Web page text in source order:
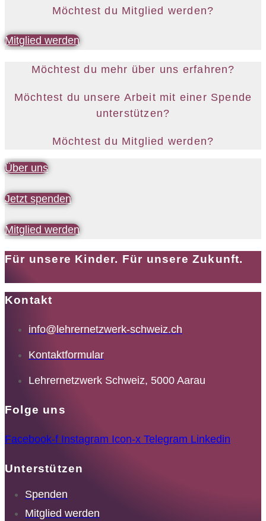
Möchtest du Mitglied werden?
Mitglied werden
Möchtest du mehr über uns erfahren?
Möchtest du unsere Arbeit mit einer Spende
unterstützen?
Möchtest du Mitglied werden?
Über uns
Jetzt spenden
Mitglied werden
Für unsere Kinder. Für unsere Zukunft.
Kontakt
info@lehrernetzwerk-schweiz.ch
Kontaktformular
Lehrernetzwerk Schweiz, 5000 Aarau
Folge uns
Facebook-f Instagram Icon-x Telegram Linkedin
Unterstützen
Spenden
Mitglied werden